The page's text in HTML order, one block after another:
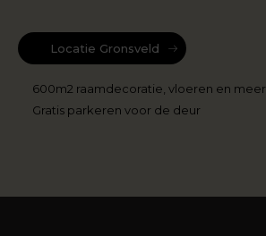
Locatie Gronsveld
600m2 raamdecoratie, vloeren en meer
Gratis parkeren voor de deur